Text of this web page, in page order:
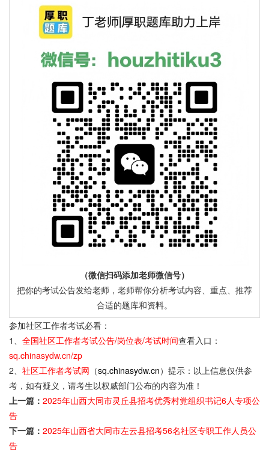
（微信扫码添加老师微信号）
把你的考试公告发给老师，老师帮你分析考试内容、重点、推荐
合适的题库和资料。
参加社区工作者考试必看：
1、 全国社区工作者考试公告/岗位表/考试时间查看入口：
sq.chinasydw.cn/zp
2、 社区工作者考试网 （sq.chinasydw.cn）提示：以上信息仅供参
考，如有疑义，请考生以权威部门公布的内容为准！
上一篇： 2025年山西大同市灵丘县招考优秀村党组织书记6人专项公
告
下一篇： 2025年山西省大同市左云县招考56名社区专职工作人员公
告